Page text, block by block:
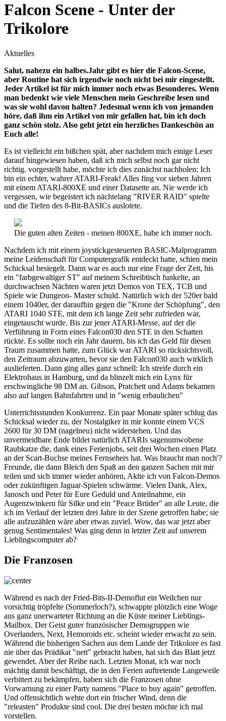
Falcon Scene - Unter der
Trikolore
Aktuelles
Salut, nahezu ein halbes.Jahr gibt es hier die Falcon-Scene,
aber Routine hat sich irgendwie noch nicht bei mir eingestellt.
Jeder Artikel ist für mich immer noch etwas Besonderes. Wenn
man bedenkt wie viele Menschen mein Geschreibe lesen und
was sie wohl davon halten? Jedesmal wenn ich von jemanden
höre, daß ihm ein Artikel von mir gefallen hat, bin ich doch
ganz schön stolz. Also geht jetzt ein herzliches Dankeschön an
Euch alle!
Es ist vielleicht ein bißchen spät, aber nachdem mich einige Leser
darauf hingewiesen haben, daß ich mich selbst noch gar nicht
richtig. vorgestellt habe, möchte ich dies zunächst nachholen: Ich
bin ein echter, wahrer ATARI-Freak! Alles fing vor sieben Jahren
mit einem ATARI-800XE und einer Datasette an. Nie werde ich
vergessen, wie begeistert ich nächtelang "RIVER RAID" spielte
und die Tiefen des 8-Bit-BASICs auslotete.
Die guten alten Zeiten - meinen 800XE, habe ich immer noch.
Nachdem ich mit einem joystickgesteuerten BASIC-Malprogramm
meine Leidenschaft für Computergrafik entdeckt hatte, schien mein
Schicksal besiegelt. Dann war es auch nur eine Frage der Zeit, bis
ein "farbgewaltiger ST" auf meinem Schreibtisch funkelte, an
durchwachsen Nächten waren jetzt Demos von TEX, TCB und
Spiele wie Dungeon- Master schuld. Natürlich wich der 520er bald
einem 1040er, der daraufhin gegen die "Krone der Schöpfung", den
ATARI 1040 STE, mit dem ich lange Zeit sehr zufrieden war,
eingetauscht wurde. Bis zur jener ATARI-Messe, auf der die
Verführung in Form eines Falcon030 den STE in den Schatten
rückte. Es sollte noch ein Jahr dauern, bis ich das Geld für diesen
Traum zusammen hatte, zum Glück war ATARI so rücksichtsvoll,
den Zeitraum abzuwarten, bevor sie den Falcon030 auch wirklich
auslieferten. Dann ging alles ganz schnell: Ich streife durch ein
Elektrohaus in Hamburg, und da blinzelt mich ein Lynx für
erschwingliche 98 DM an. Gibson, Pratchett und Adams bekamen
also auf langen Bahnfahrten und in "wenig erbaulichen"
Unterrichtsstunden Konkurrenz. Ein paar Monate später schlug das
Schicksal wieder zu, der Nostalgiker in mir konnte einem VCS
2600 für 30 DM (nagelneu) nicht widerstehen. Und das
unvermeidbare Ende bildet natürlich ATARIs sagenumwobene
Raubkatze die, dank eines Ferienjobs, seit drei Wochen einen Platz
an der Scart-Buchse meines Fernsehers hat. Was braucht man noch'?
Freunde, die dann Bleich den Spaß an den ganzen Sachen mit mir
teilen und sich immer wieder anhören, Aktie ich von Falcon-Demos
oder zukünftigen Jaguar-Spielen schwärme. Vielen Dank, Alex,
Janosch und Peter für Eure Geduld und Anteilnahme, ein
Augenzwinkern für Silke und ein "Peace Brüder" an alle Leute, die
ich im Verlauf der letzten drei Jahre in der Szene getroffen habe; sie
alle aufzuzählen wäre aber etwas zuviel. Wow, das war jetzt aber
genug Sentimentales! Was ging denn in letzter Zeit auf unserem
Lieblingscomputer ab?
Die Franzosen
Während es nach der Fried-Bits-II-Demoflut ein Weilchen nur
vorsichtig tröpfelte (Sommerloch?), schwappte plötzlich eine Woge
aus ganz unerwarteter Richtung an die Küste meiner Lieblings-
Mailbox. Der Geist guter französischer Demogruppen wie
Overlanders, Next, Hemoroids etc. scheint wieder erwacht zu sein.
Während die bisherigen Sachen aus dem Lande der Trikolore es fast
nie über das Prädikat "nett" gebracht haben, hat sich das Blatt jetzt
gewendet. Aber der Reihe nach. Letzten Monat, ich war noch
mächtig damit beschäftigt, die in den Ferien auftretende Langeweile
verbittert zu bekämpfen, haben sich die Franzosen ohne
Vorwarnung zu einer Party namens "Place to buy again" getroffen.
Und offensichtlich wehte dort ein frischer Wind, denn die
"releasten" Produkte sind cool. Die drei besten möchte ich mal
vorstellen.